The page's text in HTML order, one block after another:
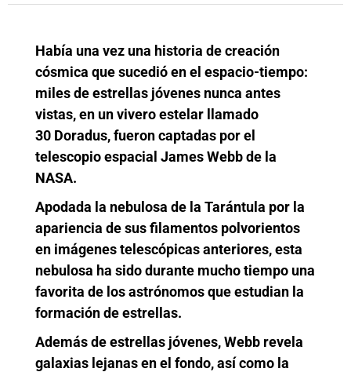
Había una vez una historia de creación
cósmica que sucedió en el espacio-tiempo:
miles de estrellas jóvenes nunca antes
vistas, en un vivero estelar llamado
30 Doradus, fueron captadas por el
telescopio espacial James Webb de la
NASA.
Apodada la nebulosa de la Tarántula por la
apariencia de sus filamentos polvorientos
en imágenes telescópicas anteriores, esta
nebulosa ha sido durante mucho tiempo una
favorita de los astrónomos que estudian la
formación de estrellas.
Además de estrellas jóvenes, Webb revela
galaxias lejanas en el fondo, así como la